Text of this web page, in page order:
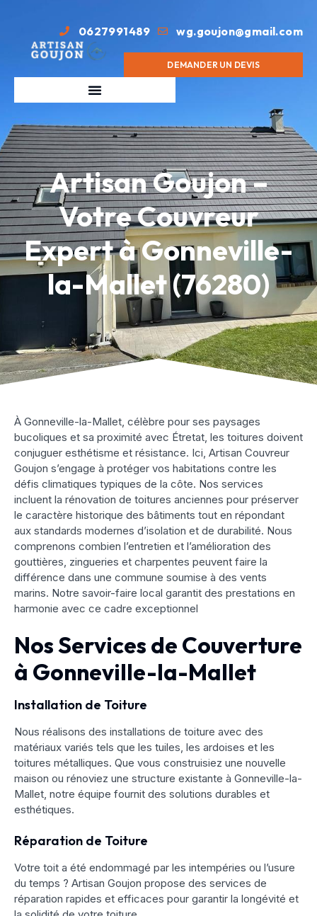
0627991489 wg.goujon@gmail.com
DEMANDER UN DEVIS
Artisan Goujon –
Votre Couvreur
Expert à Gonneville-
la-Mallet (76280)
À Gonneville-la-Mallet, célèbre pour ses paysages
bucoliques et sa proximité avec Étretat, les toitures doivent
conjuguer esthétisme et résistance. Ici, Artisan Couvreur
Goujon s’engage à protéger vos habitations contre les
défis climatiques typiques de la côte. Nos services
incluent la rénovation de toitures anciennes pour préserver
le caractère historique des bâtiments tout en répondant
aux standards modernes d’isolation et de durabilité. Nous
comprenons combien l’entretien et l’amélioration des
gouttières, zingueries et charpentes peuvent faire la
différence dans une commune soumise à des vents
marins. Notre savoir-faire local garantit des prestations en
harmonie avec ce cadre exceptionnel​
Nos Services de Couverture
à Gonneville-la-Mallet
Installation de Toiture
Nous réalisons des installations de toiture avec des
matériaux variés tels que les tuiles, les ardoises et les
toitures métalliques. Que vous construisiez une nouvelle
maison ou rénoviez une structure existante à Gonneville-la-
Mallet, notre équipe fournit des solutions durables et
esthétiques.
Réparation de Toiture
Votre toit a été endommagé par les intempéries ou l’usure
du temps ? Artisan Goujon propose des services de
réparation rapides et efficaces pour garantir la longévité et